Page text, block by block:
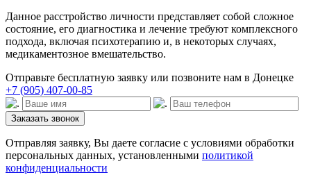
Данное расстройство личности представляет собой сложное
состояние, его диагностика и лечение требуют комплексного
подхода, включая психотерапию и, в некоторых случаях,
медикаментозное вмешательство.
Отправьте бесплатную заявку или позвоните нам в Донецке
+7 (905) 407-00-85
Заказать звонок
Отправляя заявку, Вы даете согласие с условиями обработки
персональных данных, установленными политикой
конфиденциальности